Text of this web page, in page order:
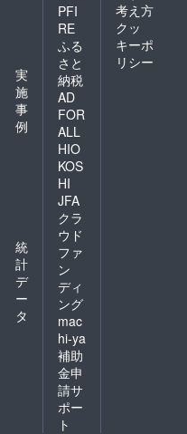
実
施
事
例
統
計
デ
ー
タ
PFI
RE
ふる
さと
納税
AD
FOR
ALL
HIO
KOS
HI
JFA
クラ
ウド
ファ
ン
ディ
ング
mac
hi-ya
補助
金申
請サ
ポー
ト
考え方
クッ
キーポ
リシー